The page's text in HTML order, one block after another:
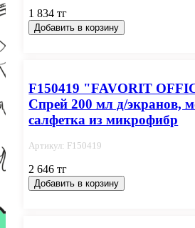
1 834 тг
Добавить в корзину
F150419 "FAVORIT
Спрей 200 мл д/экранов,
салфетка из микрофибр
Артикул: F150419
2 646 тг
Добавить в корзину